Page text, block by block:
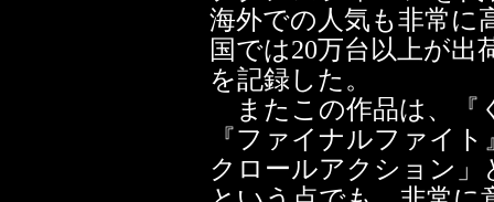
海外での人気も非常に
国では20万台以上が出
を記録した。
またこの作品は、『
『ファイナルファイ
クロールアクション